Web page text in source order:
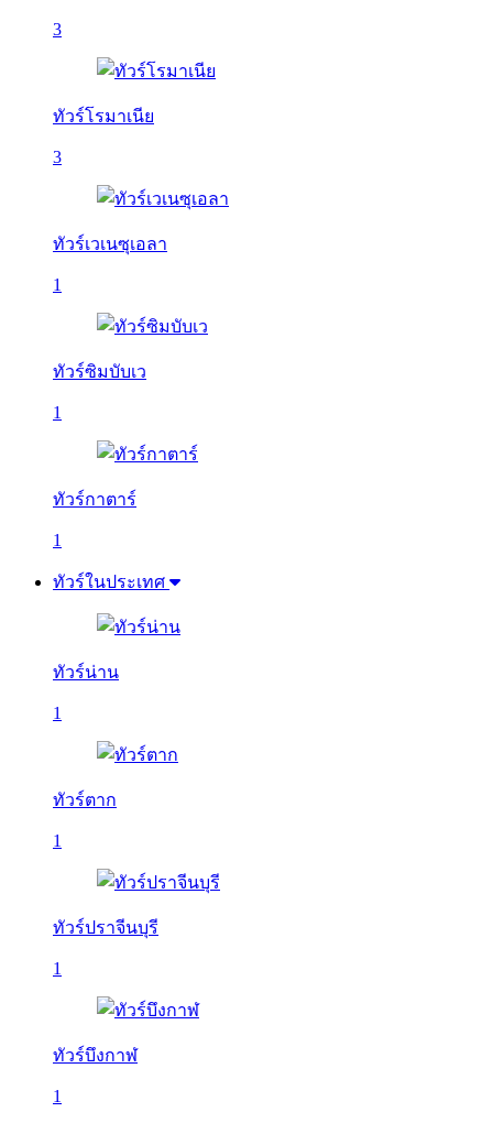
3
ทัวร์โรมาเนีย
3
ทัวร์เวเนซุเอลา
1
ทัวร์ซิมบับเว
1
ทัวร์กาตาร์
1
ทัวร์ในประเทศ
ทัวร์น่าน
1
ทัวร์ตาก
1
ทัวร์ปราจีนบุรี
1
ทัวร์บึงกาฬ
1